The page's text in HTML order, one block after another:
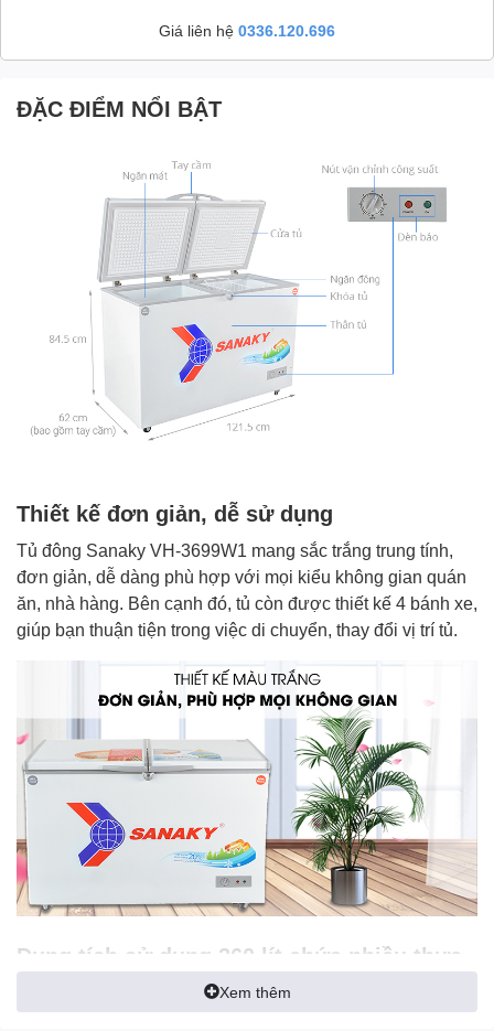
Giá liên hệ 0336.120.696
ĐẶC ĐIỂM NỔI BẬT
Thiết kế đơn giản, dễ sử dụng
Tủ đông Sanaky VH-3699W1 mang sắc trắng trung tính,
đơn giản, dễ dàng phù hợp với mọi kiểu không gian quán
ăn, nhà hàng. Bên cạnh đó, tủ còn được thiết kế 4 bánh xe,
giúp bạn thuận tiện trong việc di chuyển, thay đổi vị trí tủ.
Dung tích sử dụng 260 lít chứa nhiều thực
Xem thêm